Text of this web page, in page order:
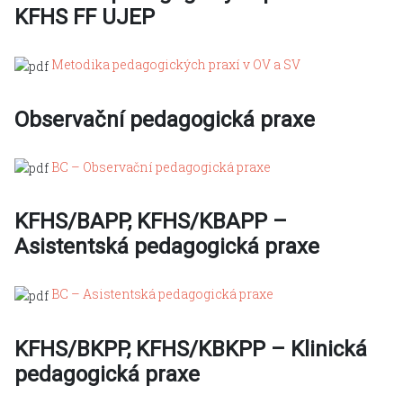
KFHS FF UJEP
Metodika pedagogických praxí v OV a SV
Observační pedagogická praxe
BC – Observační pedagogická praxe
KFHS/BAPP, KFHS/KBAPP –
Asistentská pedagogická praxe
BC – Asistentská pedagogická praxe
KFHS/BKPP, KFHS/KBKPP – Klinická
pedagogická praxe